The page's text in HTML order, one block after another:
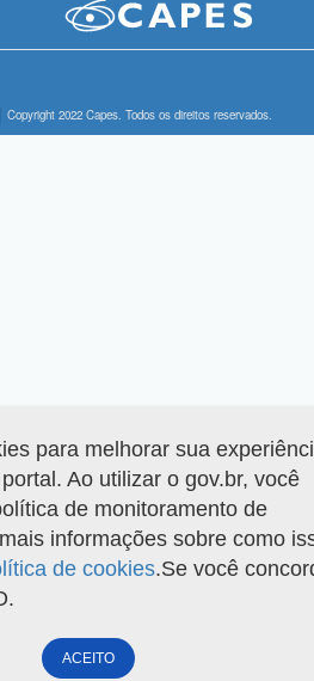
Copyright 2022 Capes. Todos os direitos reservados.
para melhorar sua
Ao utilizar o gov.br, você
de monitoramento de
informações sobre como
de cookies.Se você
ACEITO